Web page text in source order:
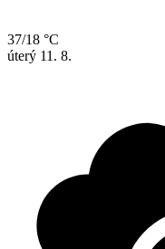
37/18 °C
úterý 11. 8.